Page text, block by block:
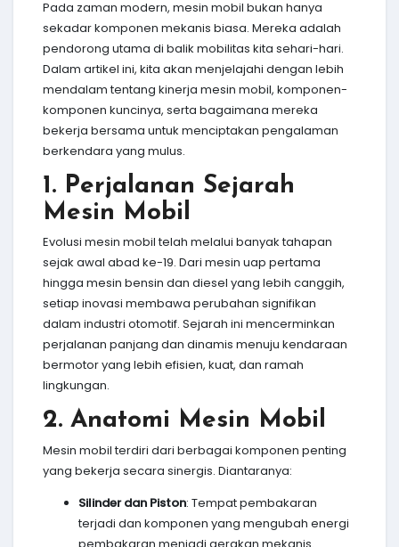
Pada zaman modern, mesin mobil bukan hanya
sekadar komponen mekanis biasa. Mereka adalah
pendorong utama di balik mobilitas kita sehari-hari.
Dalam artikel ini, kita akan menjelajahi dengan lebih
mendalam tentang kinerja mesin mobil, komponen-
komponen kuncinya, serta bagaimana mereka
bekerja bersama untuk menciptakan pengalaman
berkendara yang mulus.
1. Perjalanan Sejarah
Mesin Mobil
Evolusi mesin mobil telah melalui banyak tahapan
sejak awal abad ke-19. Dari mesin uap pertama
hingga mesin bensin dan diesel yang lebih canggih,
setiap inovasi membawa perubahan signifikan
dalam industri otomotif. Sejarah ini mencerminkan
perjalanan panjang dan dinamis menuju kendaraan
bermotor yang lebih efisien, kuat, dan ramah
lingkungan.
2. Anatomi Mesin Mobil
Mesin mobil terdiri dari berbagai komponen penting
yang bekerja secara sinergis. Diantaranya:
Silinder dan Piston: Tempat pembakaran
terjadi dan komponen yang mengubah energi
pembakaran menjadi gerakan mekanis.